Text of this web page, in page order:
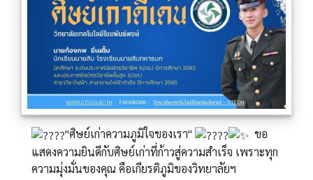
"ศิษย์เก่าความภูมิใจของเรา"
ขอ
แสดงความยินดีกับศิษย์เก่าที่ก้าวสู่ความสำเร็จ เพราะทุก
ความมุ่งมั่นของคุณ คือเกียรติภูมิของวิทยาลัยฯ